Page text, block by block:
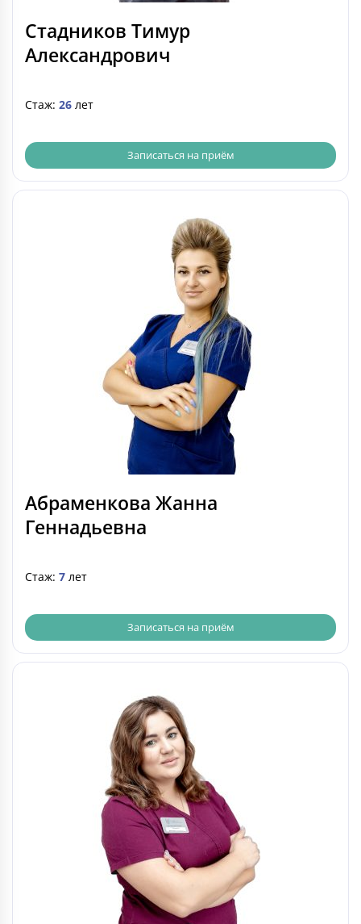
Стадников Тимур
Александрович
Стаж: 26 лет
Записаться на приём
Абраменкова Жанна
Геннадьевна
Стаж: 7 лет
Записаться на приём